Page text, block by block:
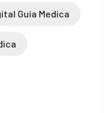
Guia Medica